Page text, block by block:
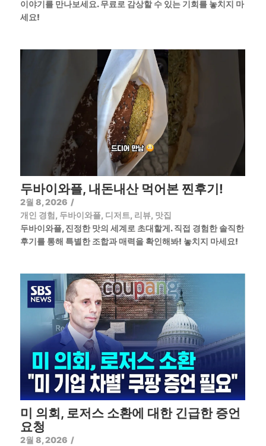
이야기를 만나보세요. 무료로 감상할 수 있는 기회를 놓치지 마
세요!
두바이와플, 내돈내산 먹어본 찐후기!
2월 8, 2026 /
개인 경험, 두바이와플, 디저트, 리뷰, 맛집
두바이와플, 진정한 맛의 세계로 초대할게. 직접 경험한 솔직한
후기를 통해 특별한 조합과 매력을 확인해봐! 놓치지 마세요!
미 의회, 로저스 소환에 대한 긴급한 증언
요청
2월 8, 2026 /